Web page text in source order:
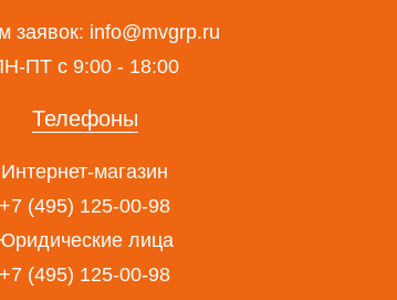
заявок: info@mvgrp.ru
ПТ с 9:00 - 18:00
Телефоны
Интернет-магазин
+7 (495) 125-00-98
лица
+7 (495) 125-00-98